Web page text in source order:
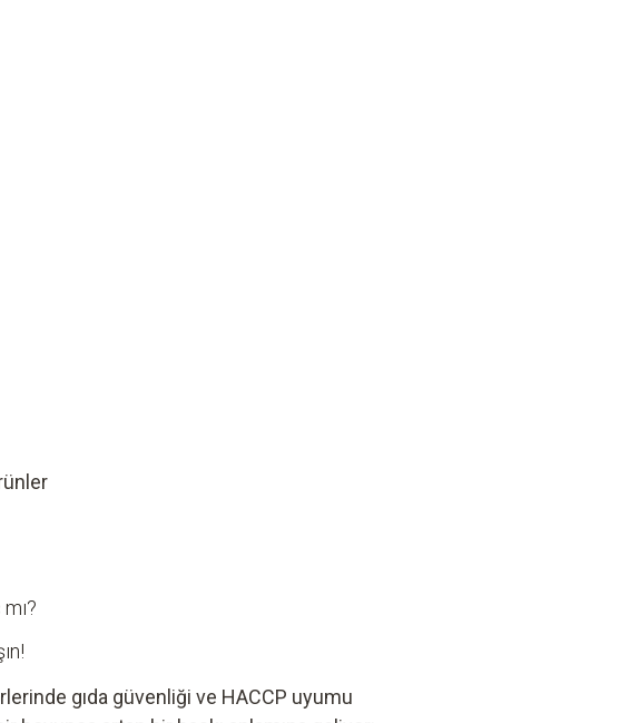
gıda güvenliği ve HACCP uyumu